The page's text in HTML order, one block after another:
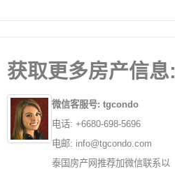
获取更多房产信息:
微信客服号: tgcondo
电话: +6680-698-5696
电邮: info@tgcondo.com
泰国房产网推荐加微信联系以